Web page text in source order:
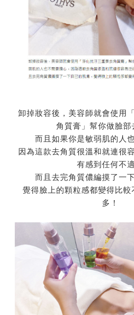
卸掉妝容後，美容師就會使用
角質膏」幫你做臉部
而且如果你是敏弱肌的人
因為這款去角質很溫和就連很
有感到任何不適
而且去完角質儂編摸了一
覺得臉上的顆粒感都變得比較
多！